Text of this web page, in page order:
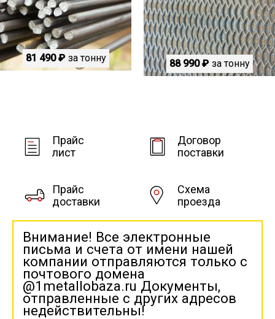
81 490 ₽ за тонну 88 990 ₽ за тонну
Прайс
лист
Договор
поставки
Прайс
доставки
Схема
проезда
Внимание! Все электронные
письма и счета от имени нашей
компании отправляются только с
почтового домена
@1metallobaza.ru Документы,
отправленные с других адресов
недействительны!